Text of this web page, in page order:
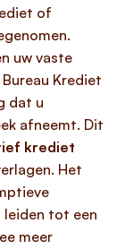
of
uw vaste
Krediet
dat u
afneemt. Dit
krediet
Het
tot een
meer